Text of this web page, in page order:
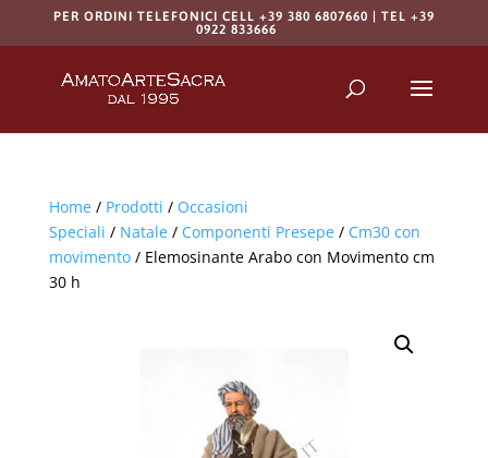
PER ORDINI TELEFONICI CELL +39 380 6807660 | TEL +39
0922 833666
Home/ Prodotti / Occasioni
Speciali / Natale/ Componenti Presepe/ Cm30 con
movimento/ Elemosinante Arabo con Movimento cm
30 h